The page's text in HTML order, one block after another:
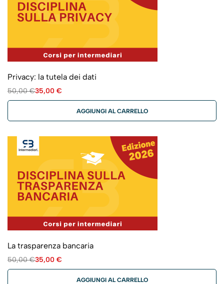
Privacy: la tutela dei dati
50,00€35,00 €
AGGIUNGI AL CARRELLO
La trasparenza bancaria
50,00€35,00 €
AGGIUNGI AL CARRELLO